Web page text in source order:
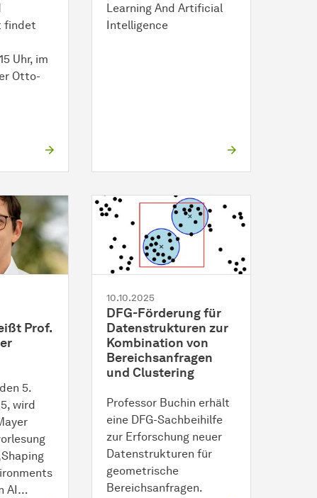
findet
Uhr, im
Otto-
Learning And Artificial
Intelligence
Prof.
5.
wird
AI…
10.10.2025
DFG-Förderung für
Datenstrukturen zur
Kombination von
Bereichsanfragen
und Clustering
Professor Buchin erhält
eine DFG-Sachbeihilfe
zur Erforschung neuer
Datenstrukturen für
geometrische
Bereichsanfragen.